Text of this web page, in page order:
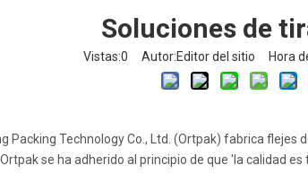
Soluciones de
Vistas:0 Autor:Editor del sitio Hora
Packing Technology Co., Ltd. (Ortpak) fabrica
se ha adherido al principio de que 'la calidad es